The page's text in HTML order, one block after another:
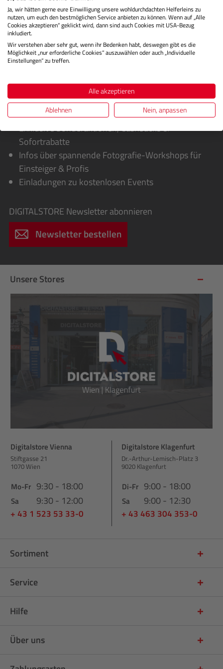
Bewertungen
Sie erhalten von uns:
Exklusive Sonderaktionen, Cashbacks &
Sofortrabatte
Infos über spannende Fotografie-Workshops für
Einsteiger & Profis
Einladungen zu kostenlosen Events
DIGITALSTORE Newsletter abonnieren
Newsletter bestellen
Unsere Stores
Digitalstore Vienna
Stiftgasse 21
1070 Wien
Mo-Fr 9:30 - 18:00
Sa 9:30 - 12:00
+ 43 1 523 53 33-0
Digitalstore Klagenfurt
Dr.-Arthur-Lemisch-Platz 3
9020 Klagenfurt
Di-Fr 9:00 - 18:00
Sa 9:00 - 12:30
+ 43 463 304 353-0
Sortiment
Service
Hilfe
Über uns
Ja, wir hätten gerne eure Einwilligung unsere wohldurchdachten Helferleins zu
nutzen, um euch den bestmöglichen Service anbieten zu können. Wenn auf „Alle
Cookies akzeptieren“ geklickt wird, dann sind auch Cookies mit USA-Bezug
inkludiert.
Wir verstehen aber sehr gut, wenn ihr Bedenken habt, deswegen gibt es die
Möglichkeit „nur erforderliche Cookies“ auszuwählen oder auch „Individuelle
Einstellungen“ zu treffen.
Alle akzeptieren
Ablehnen
Nein, anpassen